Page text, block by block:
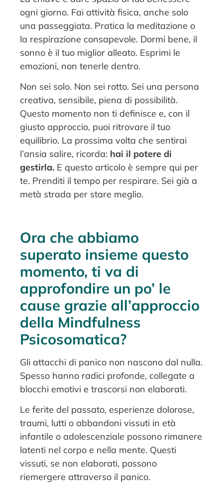
ogni giorno. Fai attività fisica, anche solo
una passeggiata. Pratica la meditazione o
la respirazione consapevole. Dormi bene, il
sonno è il tuo miglior alleato. Esprimi le
emozioni, non tenerle dentro.
Non sei solo. Non sei rotto. Sei una persona
creativa, sensibile, piena di possibilità.
Questo momento non ti definisce e, con il
giusto approccio, puoi ritrovare il tuo
equilibrio. La prossima volta che sentirai
l’ansia salire, ricorda: hai il potere di
gestirla. E questo articolo è sempre qui per
te. Prenditi il tempo per respirare. Sei già a
metà strada per stare meglio.
Ora che abbiamo
superato insieme questo
momento, ti va di
approfondire un po’ le
cause grazie all’approccio
della Mindfulness
Psicosomatica?
Gli attacchi di panico non nascono dal nulla.
Spesso hanno radici profonde, collegate a
blocchi emotivi e trascorsi non elaborati.
Le ferite del passato, esperienze dolorose,
traumi, lutti o abbandoni vissuti in età
infantile o adolescenziale possono rimanere
latenti nel corpo e nella mente. Questi
vissuti, se non elaborati, possono
riemergere attraverso il panico.